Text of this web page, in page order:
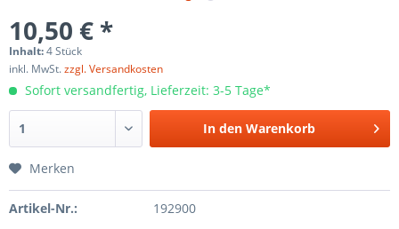
10,50 € *
Inhalt:4 Stück
inkl. MwSt.zzgl. Versandkosten
Sofort versandfertig, Lieferzeit: 3-5 Tage*
In den Warenkorb
Merken
Artikel-Nr.: 192900